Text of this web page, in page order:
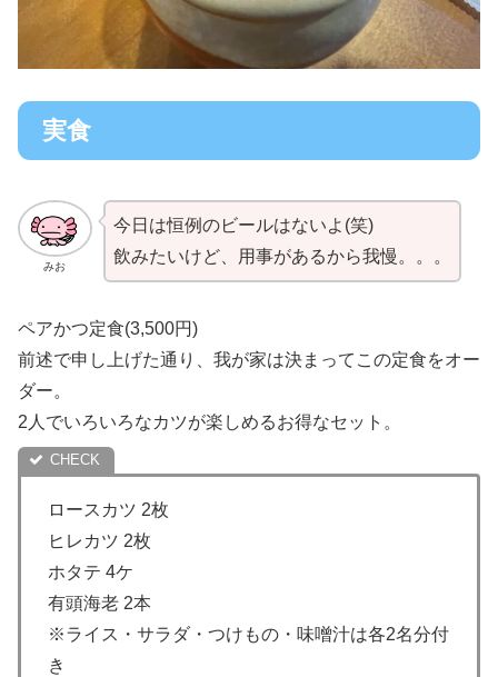
実食
みお
今日は恒例のビールはないよ(笑)
飲みたいけど、用事があるから我慢。。。
ペアかつ定食(3,500円)
前述で申し上げた通り、我が家は決まってこの定食をオー
ダー。
2人でいろいろなカツが楽しめるお得なセット。
ロースカツ 2枚
ヒレカツ 2枚
ホタテ 4ケ
有頭海老 2本
※ライス・サラダ・つけもの・味噌汁は各2名分付
き